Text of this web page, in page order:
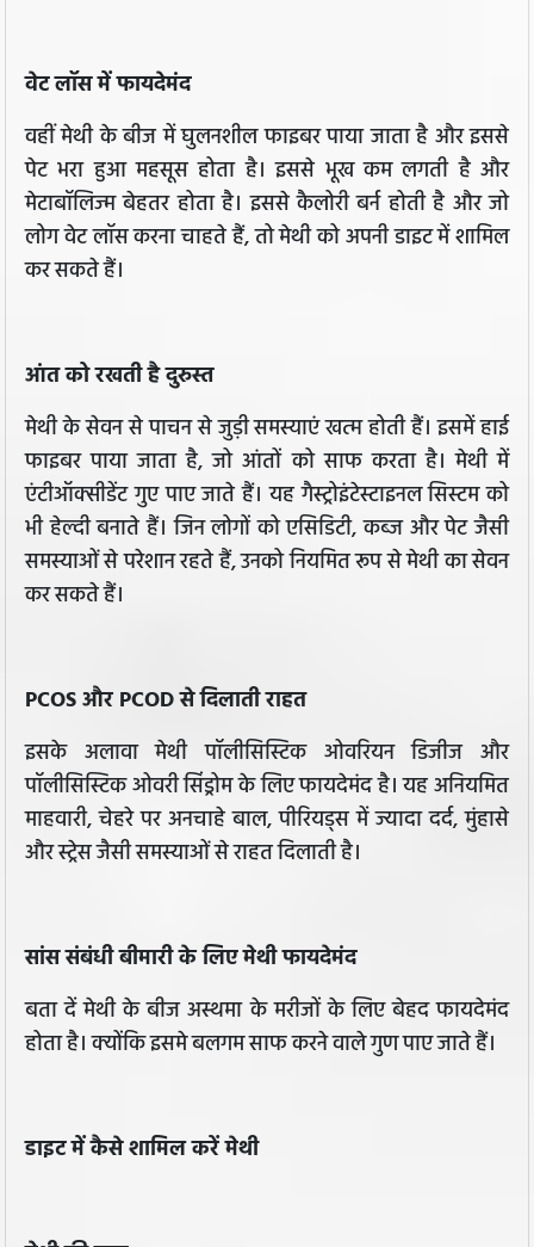
वेट लॉस में फायदेमंद
वहीं मेथी के बीज में घुलनशील फाइबर पाया जाता है और इससे
पेट भरा हुआ महसूस होता है। इससे भूख कम लगती है और
मेटाबॉलिज्म बेहतर होता है। इससे कैलोरी बर्न होती है और जो
लोग वेट लॉस करना चाहते हैं, तो मेथी को अपनी डाइट में शामिल
कर सकते हैं।
आंत को रखती है दुरुस्त
मेथी के सेवन से पाचन से जुड़ी समस्याएं खत्म होती हैं। इसमें हाई
फाइबर पाया जाता है, जो आंतों को साफ करता है। मेथी में
एंटीऑक्सीडेंट गुए पाए जाते हैं। यह गैस्ट्रोइंटेस्टाइनल सिस्टम को
भी हेल्दी बनाते हैं। जिन लोगों को एसिडिटी, कब्ज और पेट जैसी
समस्याओं से परेशान रहते हैं, उनको नियमित रूप से मेथी का सेवन
कर सकते हैं।
PCOS और PCOD से दिलाती राहत
इसके अलावा मेथी पॉलीसिस्टिक ओवरियन डिजीज और
पॉलीसिस्टिक ओवरी सिंड्रोम के लिए फायदेमंद है। यह अनियमित
माहवारी, चेहरे पर अनचाहे बाल, पीरियड्स में ज्यादा दर्द, मुंहासे
और स्ट्रेस जैसी समस्याओं से राहत दिलाती है।
सांस संबंधी बीमारी के लिए मेथी फायदेमंद
बता दें मेथी के बीज अस्थमा के मरीजों के लिए बेहद फायदेमंद
होता है। क्योंकि इसमे बलगम साफ करने वाले गुण पाए जाते हैं।
डाइट में कैसे शामिल करें मेथी